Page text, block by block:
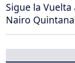
Sigue la
Nairo